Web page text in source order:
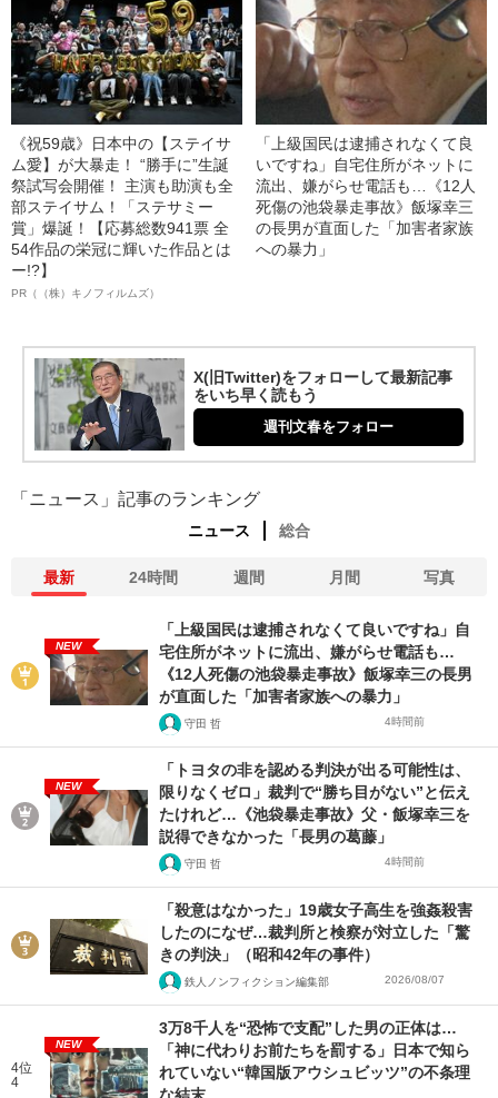
《祝59歳》日本中の【ステイサ
ム愛】が大暴走！ “勝手に”生誕
祭試写会開催！ 主演も助演も全
部ステイサム！「ステサミー
賞」爆誕！【応募総数941票 全
54作品の栄冠に輝いた作品とは
ー!?】
PR（（株）キノフィルムズ）
「上級国民は逮捕されなくて良
いですね」自宅住所がネットに
流出、嫌がらせ電話も…《12人
死傷の池袋暴走事故》飯塚幸三
の長男が直面した「加害者家族
への暴力」
X(旧Twitter)をフォローして最新記事
をいち早く読もう
週刊文春をフォロー
「ニュース」記事のランキング
ニュース 総合
最新 24時間 週間 月間 写真
NEW
「上級国民は逮捕されなくて良いですね」自
宅住所がネットに流出、嫌がらせ電話も…
《12人死傷の池袋暴走事故》飯塚幸三の長男
が直面した「加害者家族への暴力」
守田 哲 4時間前
NEW
「トヨタの非を認める判決が出る可能性は、
限りなくゼロ」裁判で“勝ち目がない”と伝え
たけれど…《池袋暴走事故》父・飯塚幸三を
説得できなかった「長男の葛藤」
守田 哲 4時間前
「殺意はなかった」19歳女子高生を強姦殺害
したのになぜ…裁判所と検察が対立した「驚
きの判決」（昭和42年の事件）
鉄人ノンフィクション編集部 2026/08/07
4位
4
NEW
3万8千人を“恐怖で支配”した男の正体は…
「神に代わりお前たちを罰する」日本で知ら
れていない“韓国版アウシュビッツ”の不条理